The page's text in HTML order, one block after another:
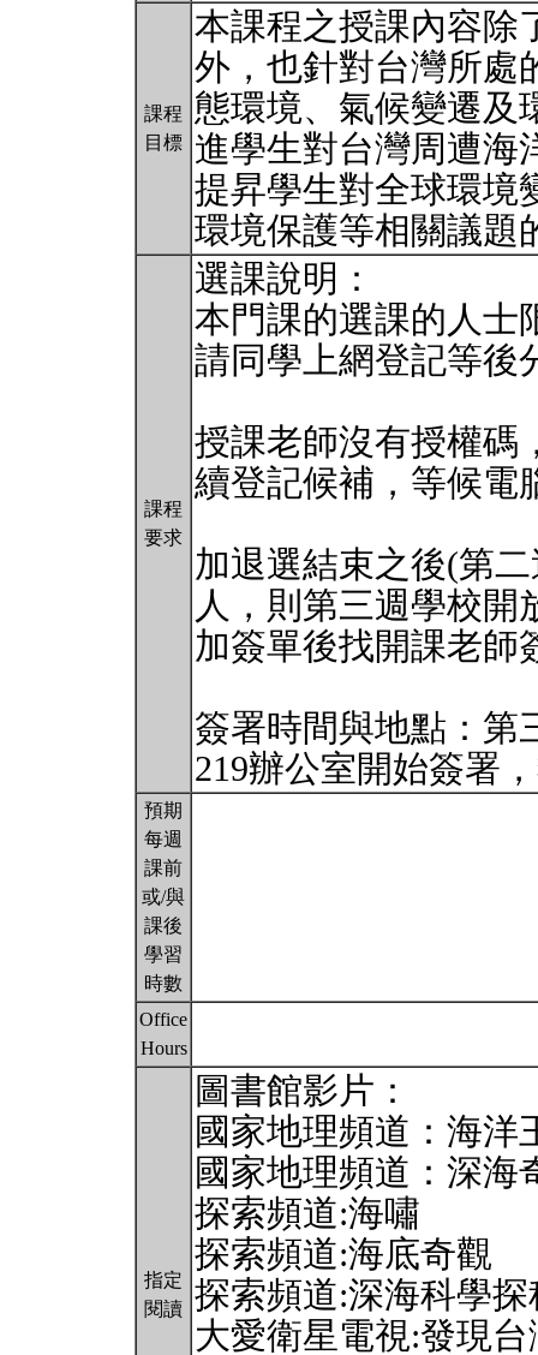
課程
目標
本課程之授課內容除
外，也針對台灣所處
態環境、氣候變遷及
進學生對台灣周遭海
提昇學生對全球環境
環境保護等相關議
課程
要求
選課說明：
本門課的選課的人士
請同學上網登記等後
授課老師沒有授權碼
續登記候補，等候電
加退選結束之後(第
人，則第三週學校開
加簽單後找開課老師
簽署時間與地點：第
219辦公室開始簽署
預期
每週
課前
或/與
課後
學習
時數
Office
Hours
指定
閱讀
圖書館影片：
國家地理頻道：海洋
國家地理頻道：深海
探索頻道:海嘯
探索頻道:海底奇觀
探索頻道:深海科學探
大愛衛星電視:發現